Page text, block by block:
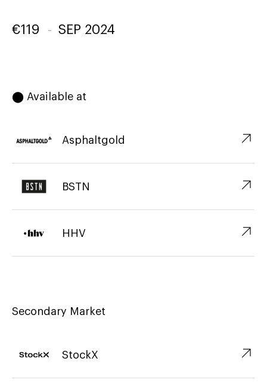
€119 - SEP 2024
⬤ Available at
Asphaltgold ↗︎
BSTN ↗︎
HHV ↗︎
Secondary Market
StockX ↗︎